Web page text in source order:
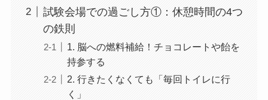
試験会場での過ごし方①：休憩時間の4つ
の鉄則
1. 脳への燃料補給！チョコレートや飴を
持参する
2. 行きたくなくても「毎回トイレに行
く」